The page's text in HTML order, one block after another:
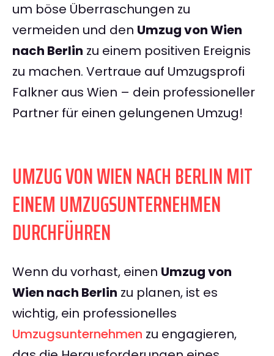
um böse Überraschungen zu
vermeiden und den Umzug von Wien
nach Berlin zu einem positiven Ereignis
zu machen. Vertraue auf Umzugsprofi
Falkner aus Wien – dein professioneller
Partner für einen gelungenen Umzug!
UMZUG VON WIEN NACH BERLIN MIT
EINEM UMZUGSUNTERNEHMEN
DURCHFÜHREN
Wenn du vorhast, einen Umzug von
Wien nach Berlin zu planen, ist es
wichtig, ein professionelles
Umzugsunternehmen zu engagieren,